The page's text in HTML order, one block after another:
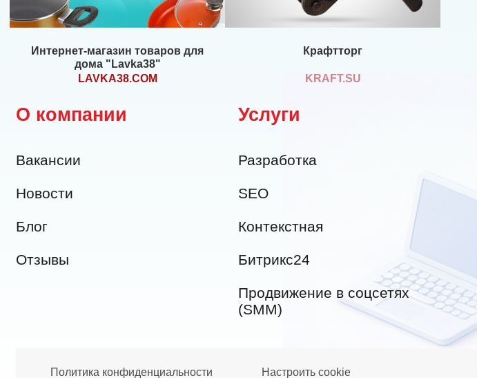
Интернет-магазин товаров для
дома "Lavka38"
LAVKA38.COM
Крафтторг
KRAFT.SU
О компании
Вакансии
Новости
Блог
Отзывы
Услуги
Разработка
SEO
Контекстная
Битрикс24
Продвижение в соцсетях
(SMM)
Политика конфиденциальности Настроить cookie